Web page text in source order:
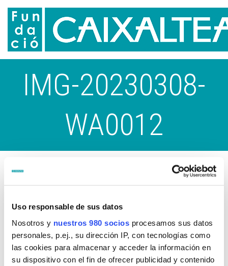
Uso responsable de sus datos
Nosotros y nuestros 980 socios procesamos sus datos
personales, p.ej., su dirección IP, con tecnologías como
las cookies para almacenar y acceder la información en
su dispositivo con el fin de ofrecer publicidad y contenido
IMG-20230308-
WA0012